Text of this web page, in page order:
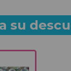
su